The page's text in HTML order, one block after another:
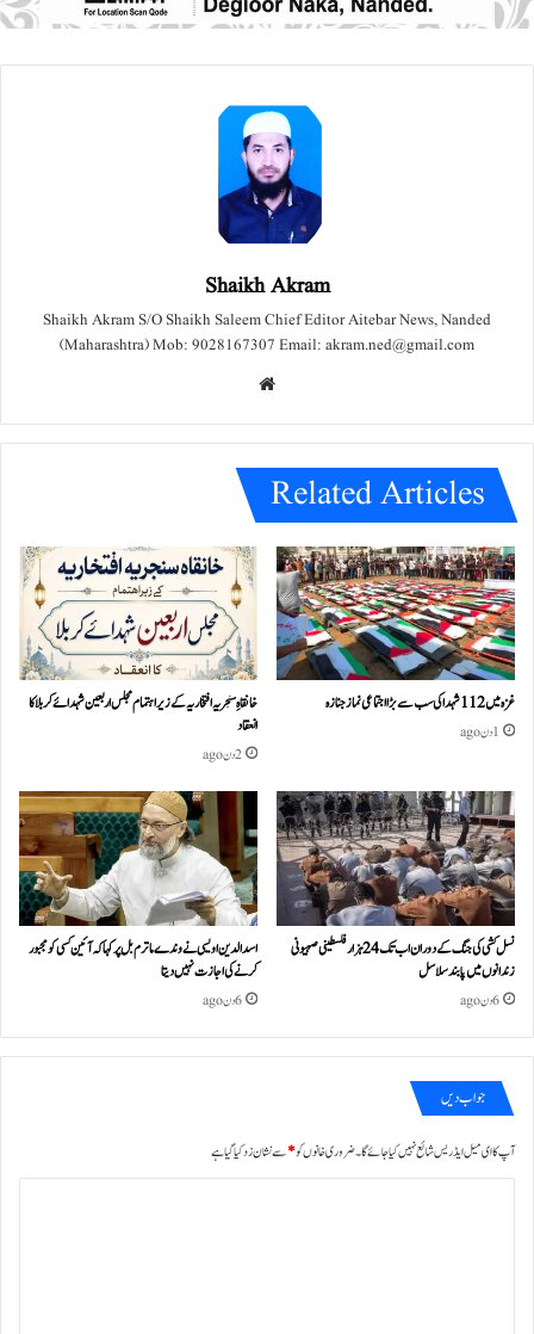
Shaikh Akram
Shaikh Akram S/O Shaikh Saleem Chief Editor Aitebar News, Nanded
(Maharashtra) Mob: 9028167307 Email: akram.ned@gmail.com
e
Related Articles
غزہ میں 112 شہدا کی سب سے بڑا اجتماعی نماز جنازہ
1 دن ago
خانقاہِ سنجریہ افتخاریہ کے زیراہتمام مجلس اربعین شہدائے کربلا کا
انعقاد
2 دن ago
نسل کشی کی جنگ کے دوران اب تک 24ہزار فلسطینی صہیونی
زندانوں میں پابند سلاسل
6 دن ago
اسد الدین اویسی نے وندے ماترم بل پر کہا کہ آئین کسی کو مجبور
کرنے کی اجازت نہیں دیتا
6 دن ago
جواب دیں
آپ کا ای میل ایڈریس شائع نہیں کیا جائے گا۔ضروری خانوں کو*سے نشان زد کیا گیا ہے